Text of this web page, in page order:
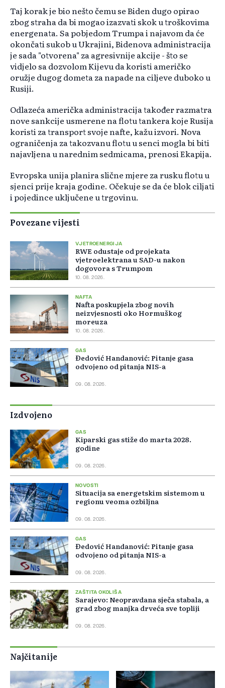
Taj korak je bio nešto čemu se Biden dugo opirao
zbog straha da bi mogao izazvati skok u troškovima
energenata. Sa pobjedom Trumpa i najavom da će
okončati sukob u Ukrajini, Bidenova administracija
je sada "otvorena" za agresivnije akcije - što se
vidjelo sa dozvolom Kijevu da koristi američko
oružje dugog dometa za napade na ciljeve duboko u
Rusiji.
Odlazeća američka administracija također razmatra
nove sankcije usmerene na flotu tankera koje Rusija
koristi za transport svoje nafte, kažu izvori. Nova
ograničenja za takozvanu flotu u senci mogla bi biti
najavljena u narednim sedmicama, prenosi Ekapija.
Evropska unija planira slične mjere za rusku flotu u
sjenci prije kraja godine. Očekuje se da će blok ciljati
i pojedince uključene u trgovinu.
Povezane vijesti
VJETROENERGIJA
RWE odustaje od projekata
vjetroelektrana u SAD-u nakon
dogovora s Trumpom
10. 08. 2026.
NAFTA
Nafta poskupjela zbog novih
neizvjesnosti oko Hormuškog
moreuza
10. 08. 2026.
GAS
Đedović Handanović: Pitanje gasa
odvojeno od pitanja NIS-a
09. 08. 2026.
Izdvojeno
GAS
Kiparski gas stiže do marta 2028.
godine
09. 08. 2026.
NOVOSTI
Situacija sa energetskim sistemom u
regionu veoma ozbiljna
09. 08. 2026.
GAS
Đedović Handanović: Pitanje gasa
odvojeno od pitanja NIS-a
09. 08. 2026.
ZAŠTITA OKOLIŠA
Sarajevo: Neopravdana sječa stabala, a
grad zbog manjka drveća sve topliji
09. 08. 2026.
Najčitanije